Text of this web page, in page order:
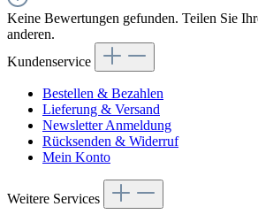
Keine Bewertungen gefunden. Teilen Sie
anderen.
Kundenservice
Bestellen & Bezahlen
Lieferung & Versand
Newsletter Anmeldung
Rücksenden & Widerruf
Mein Konto
Weitere Services